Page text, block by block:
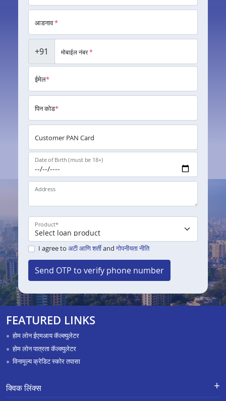
आडनाव*
+91 मोबाईल नंबर*
ईमेल*
पिन कोड*
Customer PAN Card
Date of Birth (must be 18+)
Address
Product*
I agree to अटी आणि शर्तीand गोपनीयता नीति
Send OTP to verify phone number
FEATURED LINKS
होम लोन ईएमआय कॅल्क्युलेटर
होम लोन पात्रता कॅल्क्युलेटर
विनामूल्य क्रेडिट स्कोर तपासा
क्विक लिंक्स